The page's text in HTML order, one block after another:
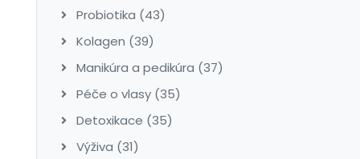
Probiotika (43)
Kolagen (39)
Manikúra a pedikúra (37)
Péče o vlasy (35)
Detoxikace (35)
Výživa (31)